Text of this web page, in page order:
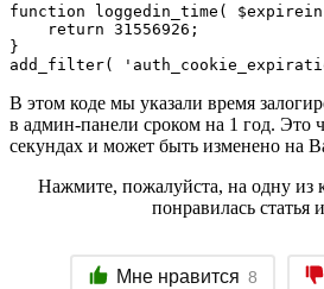
function loggedin_time(
    return 31556926;
}
add_filter(
В этом коде мы указали время
в админ-панели сроком на 1 год. Это
секундах и может быть изменено на
Нажмите, пожалуйста, на одну из
понравилась статья
Мне нравится 8